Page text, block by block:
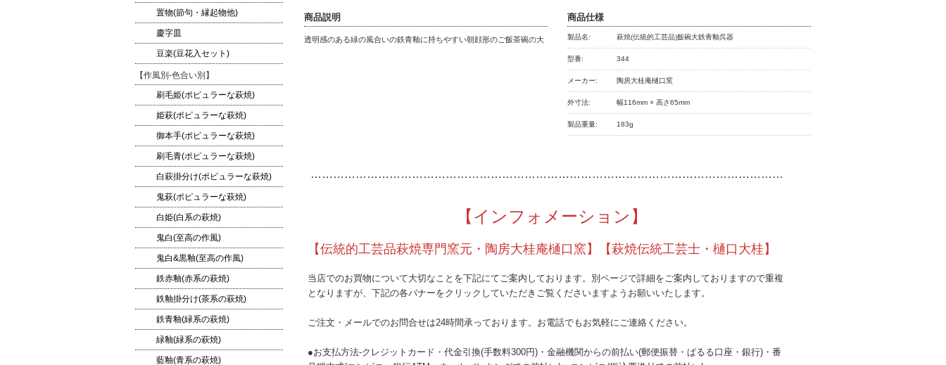
商品説明
透明感のある緑の風合いの鉄青釉に持ちやすい朝顔形のご飯茶碗の大
商品仕様
製品名: 萩焼(伝統的工芸品)飯碗大鉄青釉呉器
型番: 344
メーカー: 陶房大桂庵樋口窯
外寸法: 幅116mm × 高さ65mm
製品重量: 183g
………… ……………………………………………………………………………………………………
【インフォメーション】
【伝統的工芸品萩焼専門窯元・陶房大桂庵樋口窯】【萩焼伝統工芸士・樋口大桂】
当店でのお買物について大切なことを下記にてご案内しております。別ページで詳細をご案内しておりますので重複
となりますが、下記の各バナーをクリックしていただきご覧くださいますようお願いいたします。
ご注文・メールでのお問合せは24時間承っております。お電話でもお気軽にご連絡ください。
●お支払方法-クレジットカード・代金引換(手数料300円)・金融機関からの前払い(郵便振替・ぱるる口座・銀行)・番
置物(節句・縁起物他)
慶字皿
豆楽(豆花入セット)
【作風別-色合い別】
刷毛姫(ポピュラーな萩焼)
姫萩(ポピュラーな萩焼)
御本手(ポピュラーな萩焼)
刷毛青(ポピュラーな萩焼)
白萩掛分け(ポピュラーな萩焼)
鬼萩(ポピュラーな萩焼)
白姫(白系の萩焼)
鬼白(至高の作風)
鬼白&黒釉(至高の作風)
鉄赤釉(赤系の萩焼)
鉄釉掛分け(茶系の萩焼)
鉄青釉(緑系の萩焼)
緑釉(緑系の萩焼)
藍釉(青系の萩焼)